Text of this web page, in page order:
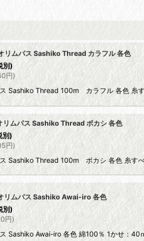
ムパス Sashiko Thread カラフル 各色
別)
円)
Sashiko Thread 100m カラフル 各色 糸
ムパス Sashiko Thread ボカシ 各色
別)
円)
Sashiko Thread 100m ボカシ 各色 糸す
リムパス Sashiko Awai-iro 各色
別)
円)
Sashiko Awai-iro 各色 綿100％ 1かせ：